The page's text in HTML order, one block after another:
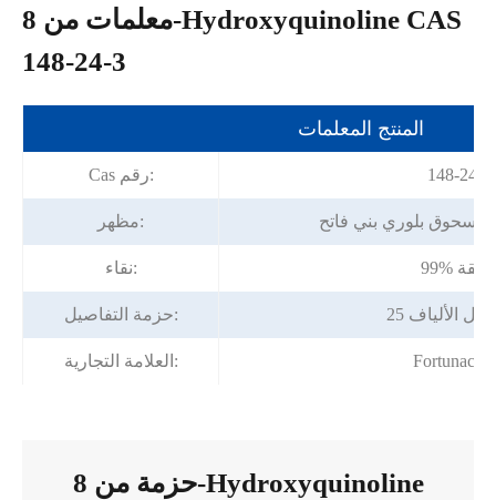
معلمات من 8-Hydroxyquinoline CAS
148-24-3
المنتج المعلمات
Cas رقم: 148-24-3
مظهر: مسحوق بلوري بني فاتح
نقاء: دقيقة
حزمة التفاصيل: طبل الألياف
العلامة التجارية:
حزمة من 8-Hydroxyquinoline